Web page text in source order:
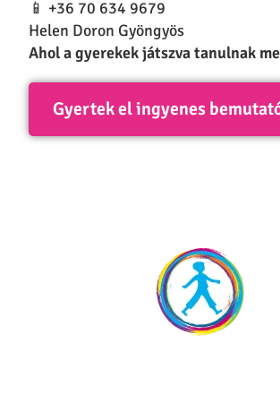
📱 +36 70 634 9679
Helen Doron Gyöngyös
Ahol a gyerekek játszva tanulnak
Gyertek el ingyenes